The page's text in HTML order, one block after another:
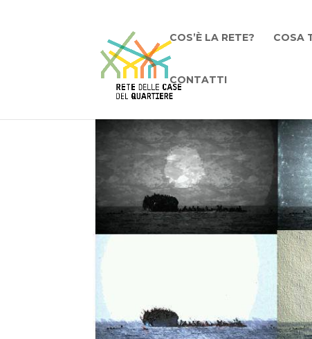
COS’È LA RETE? COSA
CONTATTI